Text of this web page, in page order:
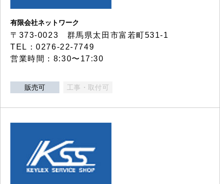
有限会社ネットワーク
〒373-0023 群馬県太田市富若町531-1
TEL：0276-22-7749
営業時間：8:30〜17:30
販売可 工事・取付可